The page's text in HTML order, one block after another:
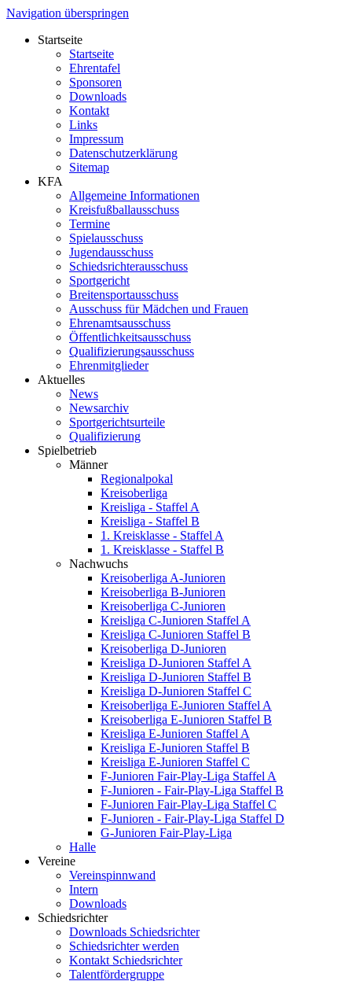
Navigation überspringen
Startseite
Startseite
Ehrentafel
Sponsoren
Downloads
Kontakt
Links
Impressum
Datenschutzerklärung
Sitemap
KFA
Allgemeine Informationen
Kreisfußballausschuss
Termine
Spielausschuss
Jugendausschuss
Schiedsrichterausschuss
Sportgericht
Breitensportausschuss
Ausschuss für Mädchen und Frauen
Ehrenamtsausschuss
Öffentlichkeitsausschuss
Qualifizierungsausschuss
Ehrenmitglieder
Aktuelles
News
Newsarchiv
Sportgerichtsurteile
Qualifizierung
Spielbetrieb
Männer
Regionalpokal
Kreisoberliga
Kreisliga - Staffel A
Kreisliga - Staffel B
1. Kreisklasse - Staffel A
1. Kreisklasse - Staffel B
Nachwuchs
Kreisoberliga A-Junioren
Kreisoberliga B-Junioren
Kreisoberliga C-Junioren
Kreisliga C-Junioren Staffel A
Kreisliga C-Junioren Staffel B
Kreisoberliga D-Junioren
Kreisliga D-Junioren Staffel A
Kreisliga D-Junioren Staffel B
Kreisliga D-Junioren Staffel C
Kreisoberliga E-Junioren Staffel A
Kreisoberliga E-Junioren Staffel B
Kreisliga E-Junioren Staffel A
Kreisliga E-Junioren Staffel B
Kreisliga E-Junioren Staffel C
F-Junioren Fair-Play-Liga Staffel A
F-Junioren - Fair-Play-Liga Staffel B
F-Junioren Fair-Play-Liga Staffel C
F-Junioren - Fair-Play-Liga Staffel D
G-Junioren Fair-Play-Liga
Halle
Vereine
Vereinspinnwand
Intern
Downloads
Schiedsrichter
Downloads Schiedsrichter
Schiedsrichter werden
Kontakt Schiedsrichter
Talentfördergruppe